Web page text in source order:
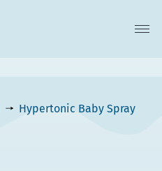
Hypertonic Baby Spray